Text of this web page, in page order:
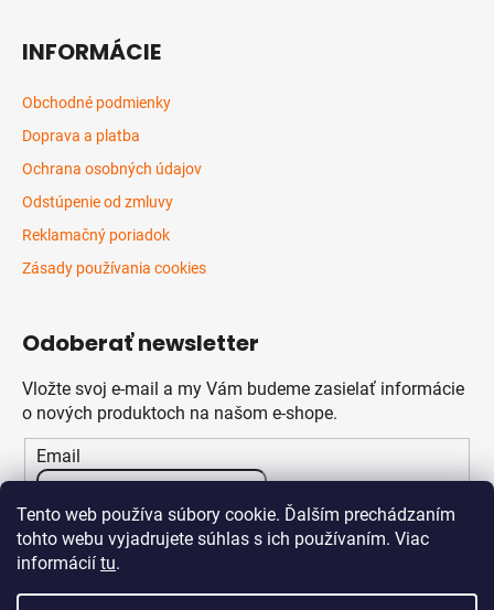
Tento web používa súbory cookie. Ďalším prechádzaním
tohto webu vyjadrujete súhlas s ich používaním. Viac
informácií tu.
INFORMÁCIE
Obchodné podmienky
Doprava a platba
Ochrana osobných údajov
Odstúpenie od zmluvy
Reklamačný poriadok
Zásady používania cookies
Odoberať newsletter
Vložte svoj e-mail a my Vám budeme zasielať informácie
o nových produktoch na našom e-shope.
Email
Vložením e-mailu súhlasíte spodmienkami ochrany
osobných údajov
PRIHLÁSIŤ SA